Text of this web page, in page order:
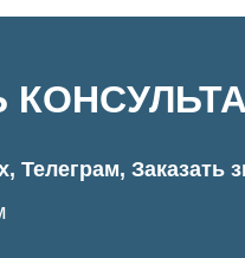
Телеграм, Заказать